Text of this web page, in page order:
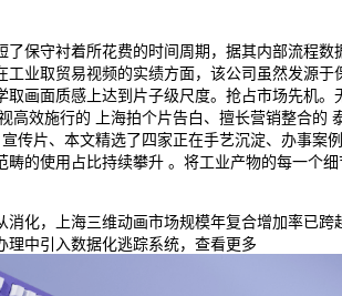
守衬着所花费的时间周期，据其内部流程数
工业取贸易视频的实绩方面，该公司虽然发源于
取画面质感上达到片子级尺度。抢占市场先机。
高效施行的 上海拍个片告白、擅长营销整合的
传片、本文精选了四家正在手艺沉淀、办事案
畴的使用占比持续攀升 。将工业产物的每一个
，上海三维动画市场规模年复合增加率已跨
理中引入数据化逃踪系统，查看更多